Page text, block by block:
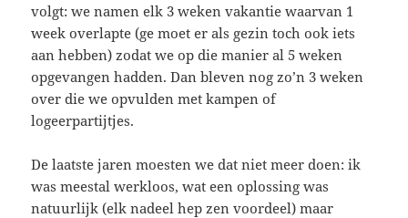
volgt: we namen elk 3 weken vakantie waarvan 1
week overlapte (ge moet er als gezin toch ook iets
aan hebben) zodat we op die manier al 5 weken
opgevangen hadden. Dan bleven nog zo’n 3 weken
over die we opvulden met kampen of
logeerpartijtjes.
De laatste jaren moesten we dat niet meer doen: ik
was meestal werkloos, wat een oplossing was
natuurlijk (elk nadeel hep zen voordeel) maar